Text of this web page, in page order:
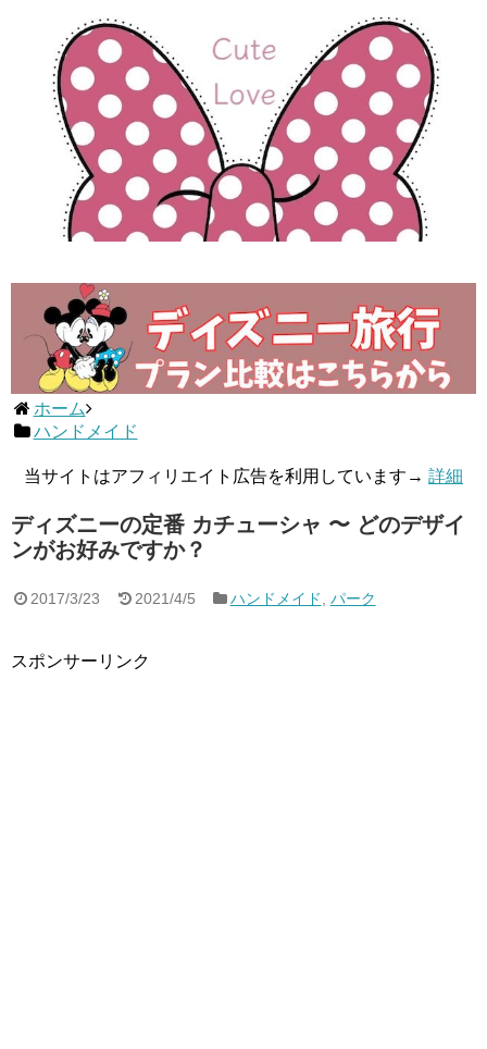
ホーム
ハンドメイド
当サイトはアフィリエイト広告を利用しています→ 詳細
ディズニーの定番 カチューシャ 〜 どのデザイ
ンがお好みですか？
2017/3/23 2021/4/5 ハンドメイド パーク
スポンサーリンク